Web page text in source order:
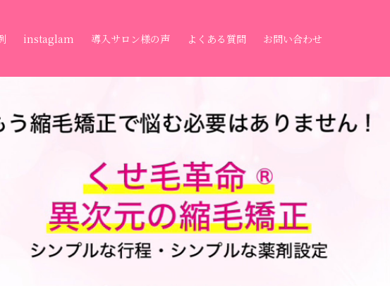
instaglam 導入サロン様の声 よくある質問 お問い合わせ